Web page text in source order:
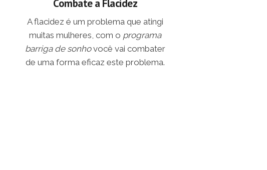
Combate a Flacidez
A flacidez é um problema que atingi
muitas mulheres, com o programa
barriga de sonhovocê vai combater
de uma forma eficaz este problema.